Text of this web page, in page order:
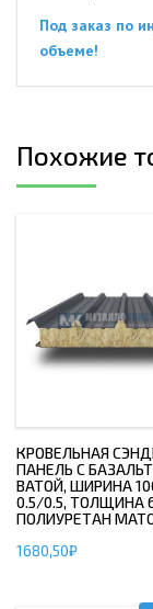
Под заказ по
объеме!
Похожие
КРОВЕЛЬНАЯ
ПАНЕЛЬ С
ВАТОЙ, ШИРИНА
0.5/0.5, ТОЛЩИНА
ПОЛИУРЕТАН
1680,50₽